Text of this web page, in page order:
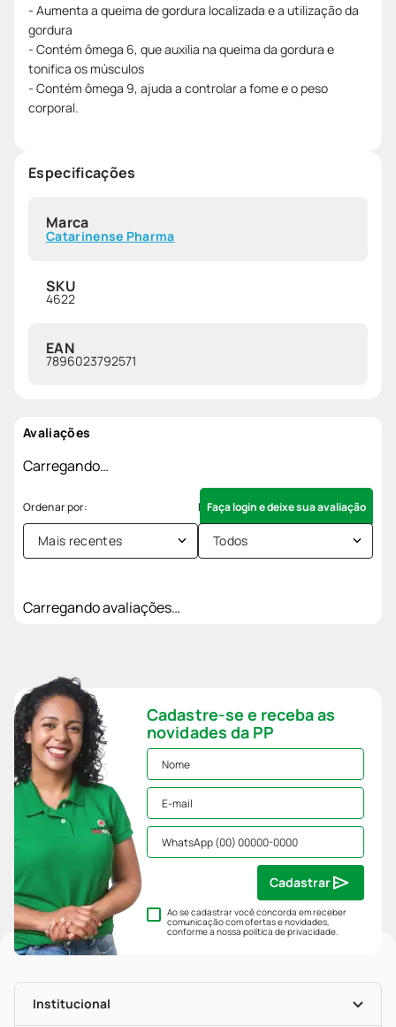
- Aumenta a queima de gordura localizada e a utilização da
gordura
- Contém ômega 6, que auxilia na queima da gordura e
tonifica os músculos
- Contém ômega 9, ajuda a controlar a fome e o peso
corporal.
Especificações
Marca
Catarinense Pharma
SKU
4622
EAN
7896023792571
Avaliações
Carregando…
Faça login e deixe sua avaliação
Mais recentes Todos
Carregando avaliações…
Cadastre-se e receba as
novidades da PP
Ao se cadastrar você concorda em receber
comunicação com ofertas e novidades,
conforme a nossapolítica de privacidade.
Cadastrar
Institucional